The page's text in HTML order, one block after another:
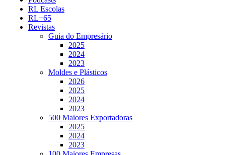
RL Escolas
RL+65
Revistas
Guia do Empresário
2025
2024
2023
Moldes e Plásticos
2026
2025
2024
2023
500 Maiores Exportadoras
2025
2024
2023